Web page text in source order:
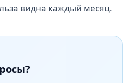
видна каждый месяц.